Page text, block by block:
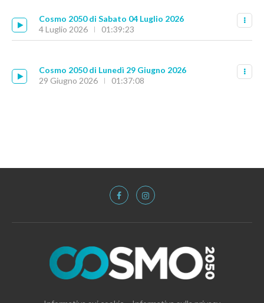
Cosmo 2050 di Sabato 04 Luglio 2026
4 Luglio 2026
01:39:23
Cosmo 2050 di Lunedì 29 Giugno 2026
29 Giugno 2026
01:37:08